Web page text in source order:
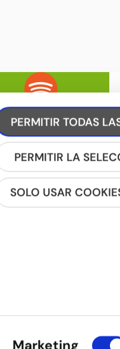
Marketing
PERMITIR TODAS
PERMITIR LA
SOLO USAR
A LA